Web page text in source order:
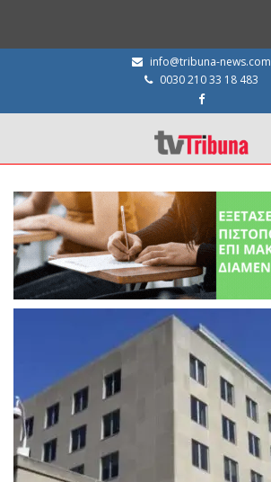
info@tribuna-news.com
0030 210 33 18 483